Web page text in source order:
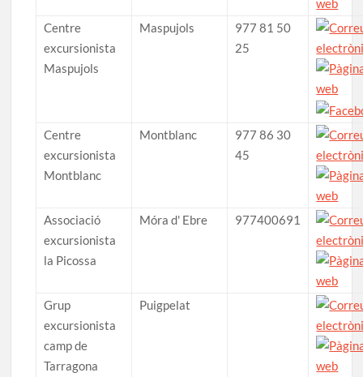
Centre
excursionista
Maspujols
Maspujols
977 81 50
25
Centre
excursionista
Montblanc
Montblanc
977 86 30
45
Associació
excursionista
la Picossa
Móra d' Ebre 977400691
Grup
excursionista
camp de
Tarragona
Puigpelat